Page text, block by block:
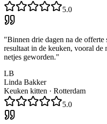
5.0
"Binnen drie dagen na de offerte
resultaat in de keuken, vooral de
netjes geworden."
LB
Linda Bakker
Keuken kitten · Rotterdam
5.0